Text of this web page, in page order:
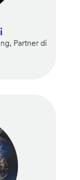
Partner di